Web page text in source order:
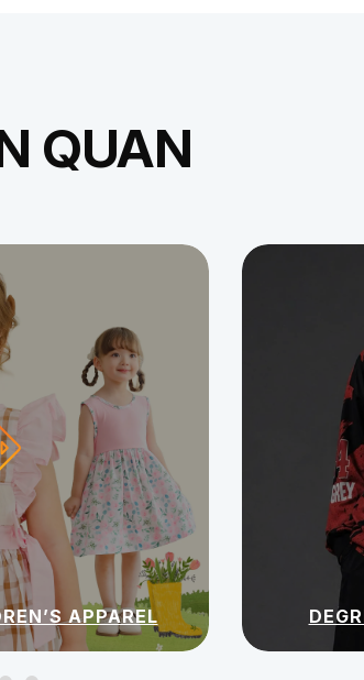
QUAN
APPAREL